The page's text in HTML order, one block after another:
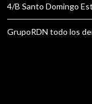
4/B Santo Domingo
GrupoRDN todo los